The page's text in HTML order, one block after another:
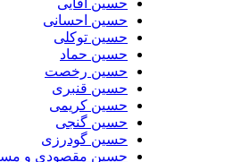
حسین آقایی
حسین احسانی
حسین توکلی
حسین حماد
حسین رخصت
حسین قنبری
حسین کریمی
حسین گنجی
حسین گودرزی
حسین مقصودی و مسعود اتمام